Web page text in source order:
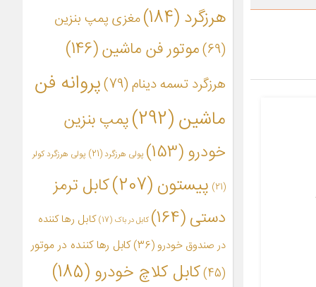
هرزگرد (184)
مغزی پمپ بنزین
(69)
موتور فن ماشین(146)
هرزگرد تسمه دینام(79)
پروانه فن
ماشین(292)
پمپ بنزین
خودرو(153) پولی هرزگرد(21) پولی هرزگرد کولر
(21) پیستون (207)
کابل ترمز
دستی(164) کابل در باک (17)
کابل رها کننده
در صندوق خودرو (36)
کابل رها کننده در موتور
(45)
کابل کلاچ خودرو (185)